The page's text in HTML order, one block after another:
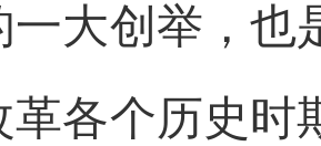
一大创举，也
革各个历史时